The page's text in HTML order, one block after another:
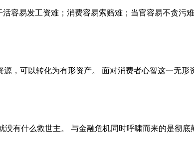
容易发工资难；消费容易索赔难；当官容易不贪污
，可以转化为有形资产。 面对消费者心智这一无形
有什么救世主。 与金融危机同时呼啸而来的是彻底